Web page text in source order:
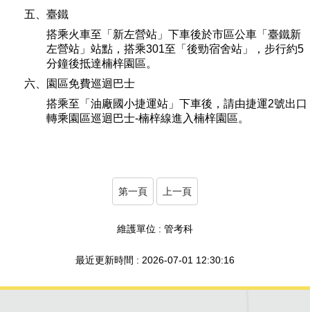
五、臺鐵
搭乘火車至「新左營站」下車後於市區公車「臺鐵新
左營站」站點，搭乘301至「後勁宿舍站」，步行約5
分鐘後抵達楠梓園區。
六、園區免費巡迴巴士
搭乘至「油廠國小捷運站」下車後，請由捷運2號出口
轉乘園區巡迴巴士-楠梓線進入楠梓園區。
第一頁 上一頁
維護單位 : 管考科
最近更新時間 : 2026-07-01 12:30:16